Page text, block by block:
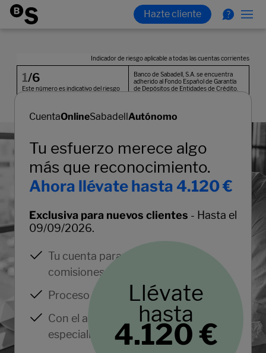
CuentaOnlineSabadellAutónomo
Tu esfuerzo merece algo
más que reconocimiento.
Ahora llévate hasta 4.120 €
Exclusiva para nuevos clientes - Hasta el
09/09/2026.
Tu cuenta para autónomos sin
comisiones ni condiciones.
Proceso 100 %
online.
Con el apoyo de un gestor
especialista.
Llévate
hasta
4.120 €